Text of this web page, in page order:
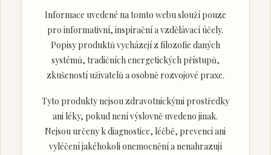
Informace uvedené na tomto webu slouží pouze
pro informativní, inspirační a vzdělávací účely.
Popisy produktů vycházejí z filozofie daných
systémů, tradičních energetických přístupů,
zkušeností uživatelů a osobně rozvojové praxe.
Tyto produkty nejsou zdravotnickými prostředky
ani léky, pokud není výslovně uvedeno jinak.
Nejsou určeny k diagnostice, léčbě, prevenci ani
vyléčení jakéhokoli onemocnění a nenahrazují